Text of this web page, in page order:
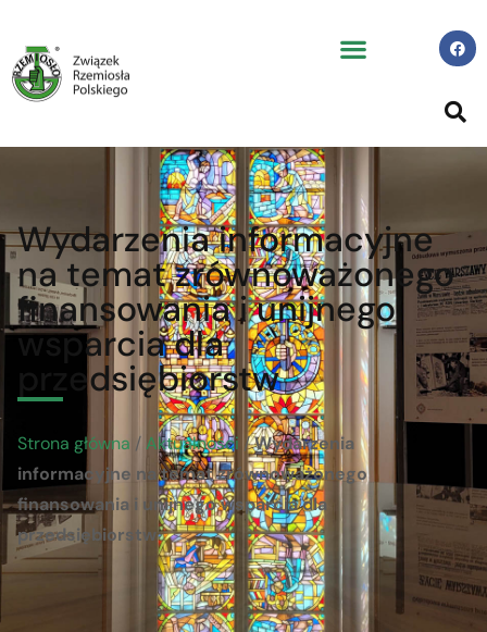
Wydarzenia informacyjne
na temat zrównoważonego
finansowania i unijnego
wsparcia dla
przedsiębiorstw
Strona główna /Aktualności /Wydarzenia
informacyjne na temat zrównoważonego
finansowania i unijnego wsparcia dla
przedsiębiorstw